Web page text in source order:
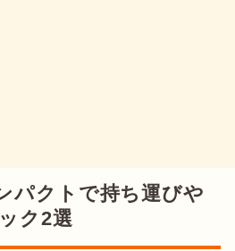
パクトで持ち運びや
ク2選